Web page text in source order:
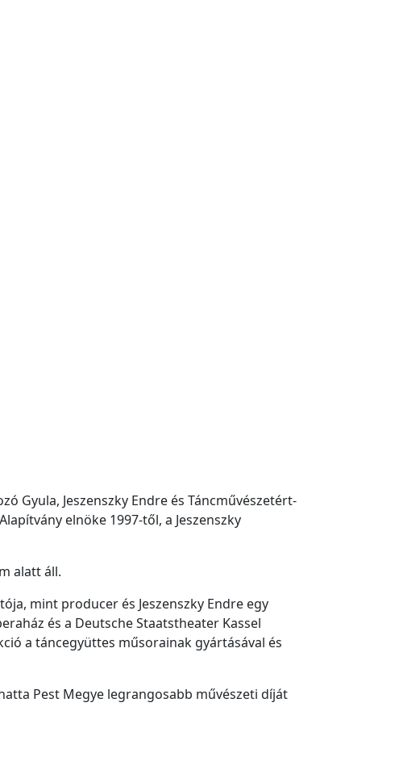
Gyula, Jeszenszky Endre és Táncművészetért-
elnöke 1997-től, a Jeszenszky
alatt áll.
mint producer és Jeszenszky Endre egy
és a Deutsche Staatstheater Kassel
a táncegyüttes műsorainak gyártásával és
Pest Megye legrangosabb művészeti díját